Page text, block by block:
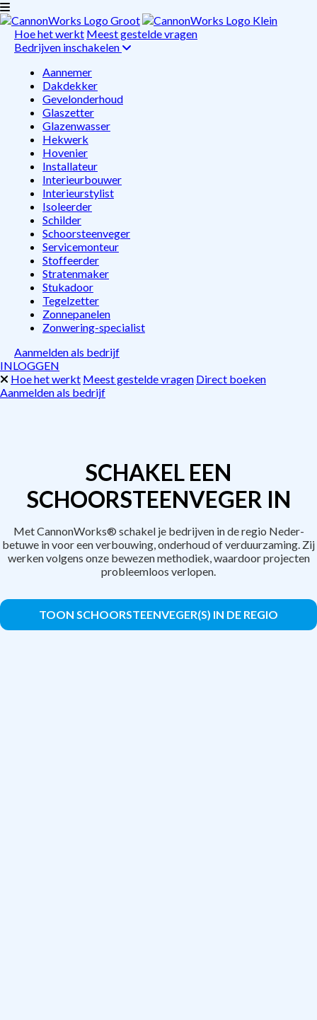
Hoe het werkt Meest gestelde vragen
Bedrijven inschakelen
Aannemer
Dakdekker
Gevelonderhoud
Glaszetter
Glazenwasser
Hekwerk
Hovenier
Installateur
Interieurbouwer
Interieurstylist
Isoleerder
Schilder
Schoorsteenveger
Servicemonteur
Stoffeerder
Stratenmaker
Stukadoor
Tegelzetter
Zonnepanelen
Zonwering-specialist
Aanmelden als bedrijf
INLOGGEN
Hoe het werkt Meest gestelde vragen Direct boeken
Aanmelden als bedrijf
SCHAKEL EEN
SCHOORSTEENVEGER IN
Met CannonWorks® schakel je bedrijven in de regio Neder-
betuwe in voor een verbouwing, onderhoud of verduurzaming. Zij
werken volgens onze bewezen methodiek, waardoor projecten
probleemloos verlopen.
TOON SCHOORSTEENVEGER(S) IN DE REGIO